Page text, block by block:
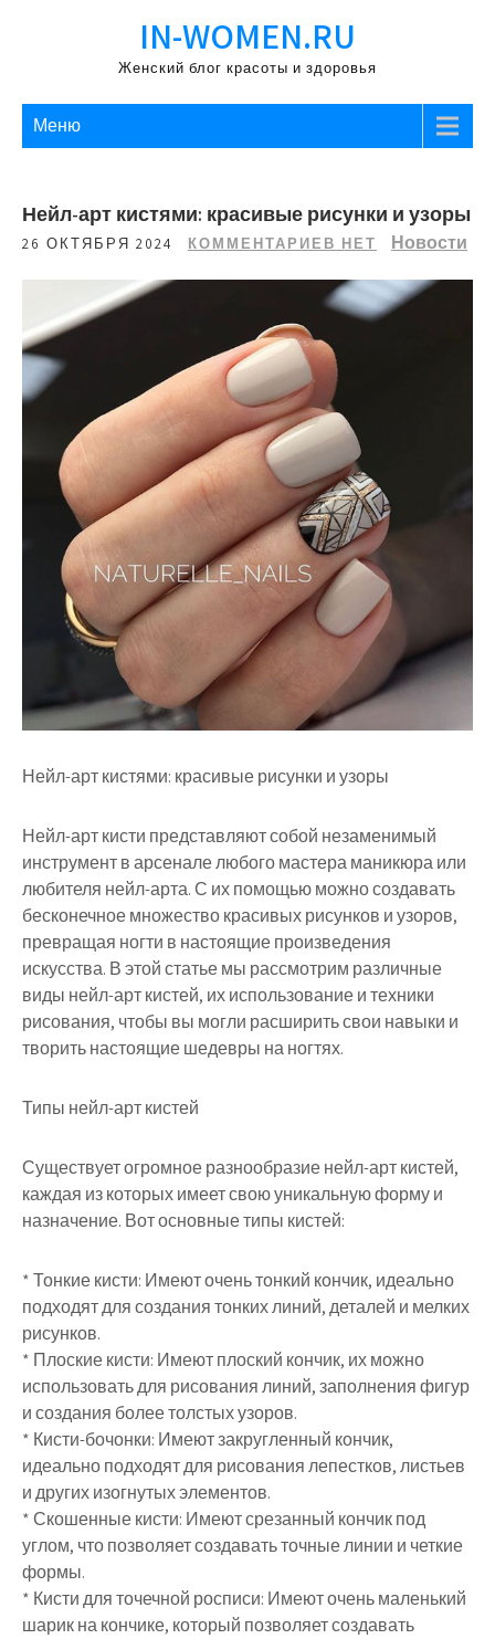
IN-WOMEN.RU
Женский блог красоты и здоровья
Меню
Нейл-арт кистями: красивые рисунки и узоры
26 ОКТЯБРЯ 2024 КОММЕНТАРИЕВ НЕТ Новости
Нейл-арт кистями: красивые рисунки и узоры
Нейл-арт кисти представляют собой незаменимый
инструмент в арсенале любого мастера маникюра или
любителя нейл-арта. С их помощью можно создавать
бесконечное множество красивых рисунков и узоров,
превращая ногти в настоящие произведения
искусства. В этой статье мы рассмотрим различные
виды нейл-арт кистей, их использование и техники
рисования, чтобы вы могли расширить свои навыки и
творить настоящие шедевры на ногтях.
Типы нейл-арт кистей
Существует огромное разнообразие нейл-арт кистей,
каждая из которых имеет свою уникальную форму и
назначение. Вот основные типы кистей:
* Тонкие кисти: Имеют очень тонкий кончик, идеально
подходят для создания тонких линий, деталей и мелких
рисунков.
* Плоские кисти: Имеют плоский кончик, их можно
использовать для рисования линий, заполнения фигур
и создания более толстых узоров.
* Кисти-бочонки: Имеют закругленный кончик,
идеально подходят для рисования лепестков, листьев
и других изогнутых элементов.
* Скошенные кисти: Имеют срезанный кончик под
углом, что позволяет создавать точные линии и четкие
формы.
* Кисти для точечной росписи: Имеют очень маленький
шарик на кончике, который позволяет создавать